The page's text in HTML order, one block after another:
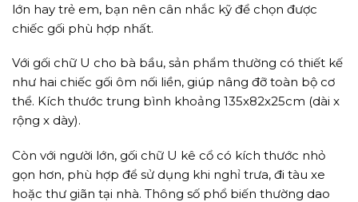
lớn hay trẻ em, bạn nên cân nhắc kỹ để chọn được
chiếc gối phù hợp nhất.
Với gối chữ U cho bà bầu, sản phẩm thường có thiết kế
như hai chiếc gối ôm nối liền, giúp nâng đỡ toàn bộ cơ
thể. Kích thước trung bình khoảng 135x82x25cm (dài x
rộng x dày).
Còn với người lớn, gối chữ U kê cổ có kích thước nhỏ
gọn hơn, phù hợp để sử dụng khi nghỉ trưa, đi tàu xe
hoặc thư giãn tại nhà. Thông số phổ biến thường dao